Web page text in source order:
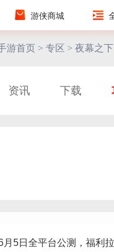
游侠商城
游首页 > 专区 > 夜幕之下
资讯 下载
月5日全平台公测，福利